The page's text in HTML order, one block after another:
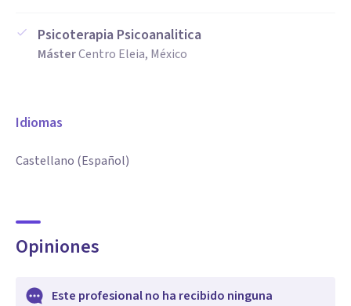
Psicoterapia Psicoanalitica
MásterCentro Eleia, México
Idiomas
Castellano (Español)
Opiniones
Este profesional no ha recibido ninguna